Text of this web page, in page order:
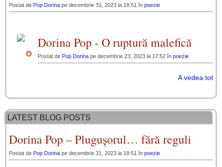
Postat de Pop Dorina pe decembrie 31, 2023 la 18:51 în poezie
Dorina Pop - O ruptură malefică
Postat de Pop Dorina pe decembrie 23, 2023 la 17:52 în poezie
A vedea tot
LATEST BLOG POSTS
Dorina Pop – Plugușorul… fără reguli
Postat de Pop Dorina pe decembrie 31, 2023 la 18:51 în poezie